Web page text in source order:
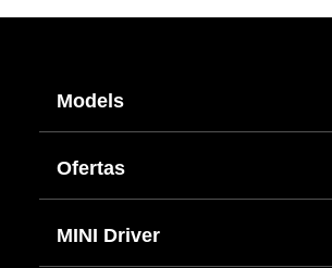
Models
Ofertas
MINI Driver